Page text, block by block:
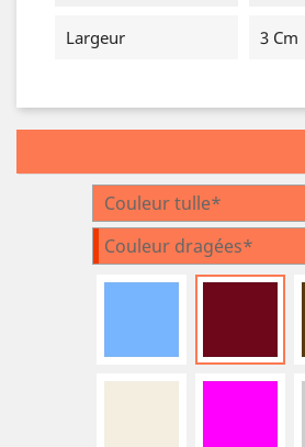
Largeur 3 Cm
Couleur tulle*
Couleur dragées*